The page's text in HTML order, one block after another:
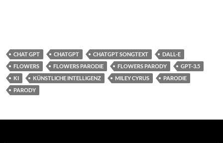
CHAT GPT CHATGPT CHATGPT SONGTEXT
DALL-E
FLOWERS
FLOWERS PARODIE FLOWERS PARODY
GPT-3.5
KI
KÜNSTLICHE INTELLIGENZ MILEY CYRUS
PARODIE
PARODY